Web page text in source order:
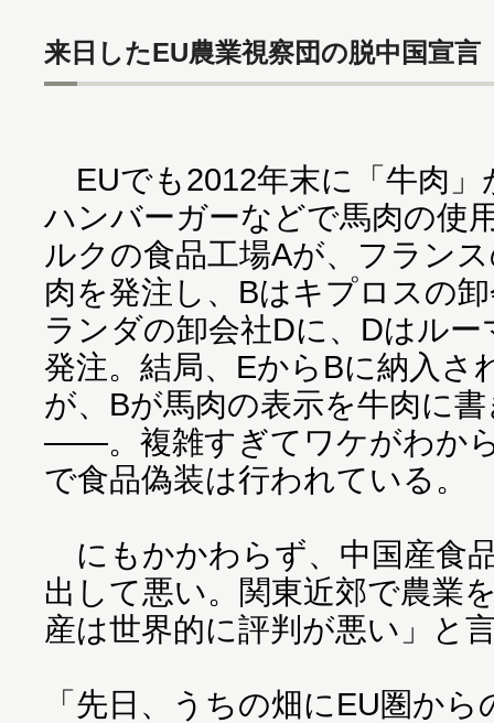
来日したEU農業視察団の脱中国宣言
EUでも2012年末に「牛肉
ハンバーガーなどで馬肉の使
ルクの食品工場Aが、フラン
肉を発注し、Bはキプロスの
ランダの卸会社Dに、Dはル
発注。結局、EからBに納入さ
が、Bが馬肉の表示を牛肉に
――。複雑すぎてワケがわか
で食品偽装は行われている。
にもかかわらず、中国産食
出して悪い。関東近郊で農業
産は世界的に評判が悪い」と
「先日、うちの畑にEU圏から